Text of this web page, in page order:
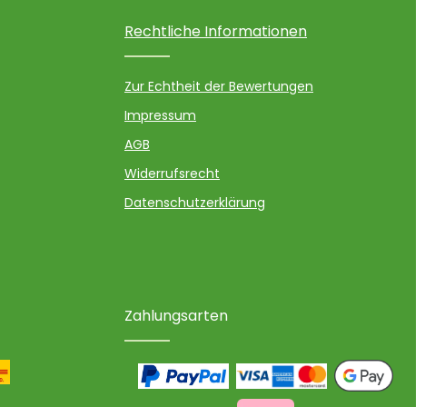
Rechtliche Informationen
Zur Echtheit der Bewertungen
Impressum
AGB
Widerrufsrecht
Datenschutzerklärung
Zahlungsarten